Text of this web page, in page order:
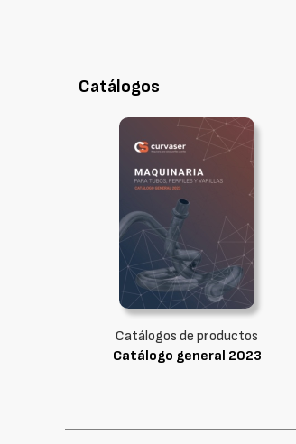
Catálogos
Catálogos de productos
Catálogo general 2023